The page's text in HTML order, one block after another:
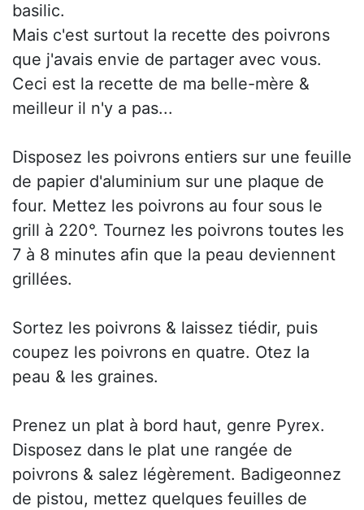
basilic.
Mais c'est surtout la recette des poivrons
que j'avais envie de partager avec vous.
Ceci est la recette de ma belle-mère &
meilleur il n'y a pas...
Disposez les poivrons entiers sur une feuille
de papier d'aluminium sur une plaque de
four. Mettez les poivrons au four sous le
grill à 220°. Tournez les poivrons toutes les
7 à 8 minutes afin que la peau deviennent
grillées.
Sortez les poivrons & laissez tiédir, puis
coupez les poivrons en quatre. Otez la
peau & les graines.
Prenez un plat à bord haut, genre Pyrex.
Disposez dans le plat une rangée de
poivrons & salez légèrement. Badigeonnez
de pistou, mettez quelques feuilles de